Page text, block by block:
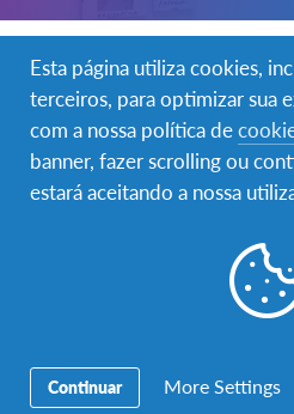
aprendizagem
estudantes
Esta página utiliza cookies,
terceiros, para optimizar sua
com a nossa política de
banner, fazer scrolling ou
estará aceitando a nossa
Continuar More Settings